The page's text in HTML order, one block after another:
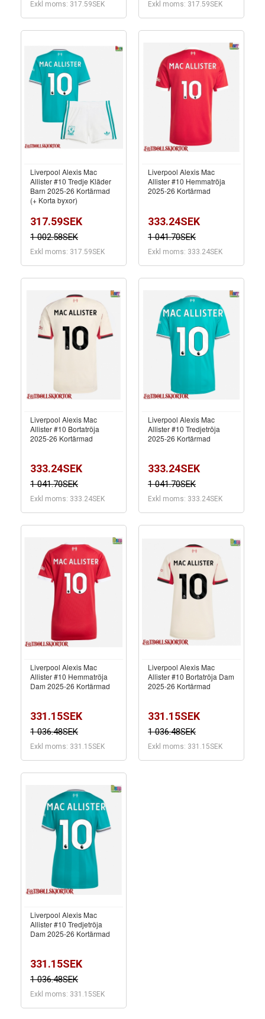
Exkl moms: 317.59SEK Exkl moms: 317.59SEK
Liverpool Alexis Mac
Allister #10 Tredje Kläder
Barn 2025-26 Kortärmad
(+ Korta byxor)
317.59SEK
1 002.58SEK
Exkl moms: 317.59SEK
Liverpool Alexis Mac
Allister #10 Hemmatröja
2025-26 Kortärmad
333.24SEK
1 041.70SEK
Exkl moms: 333.24SEK
Liverpool Alexis Mac
Allister #10 Bortatröja
2025-26 Kortärmad
333.24SEK
1 041.70SEK
Exkl moms: 333.24SEK
Liverpool Alexis Mac
Allister #10 Tredjetröja
2025-26 Kortärmad
333.24SEK
1 041.70SEK
Exkl moms: 333.24SEK
Liverpool Alexis Mac
Allister #10 Hemmatröja
Dam 2025-26 Kortärmad
331.15SEK
1 036.48SEK
Exkl moms: 331.15SEK
Liverpool Alexis Mac
Allister #10 Bortatröja Dam
2025-26 Kortärmad
331.15SEK
1 036.48SEK
Exkl moms: 331.15SEK
Liverpool Alexis Mac
Allister #10 Tredjetröja
Dam 2025-26 Kortärmad
331.15SEK
1 036.48SEK
Exkl moms: 331.15SEK